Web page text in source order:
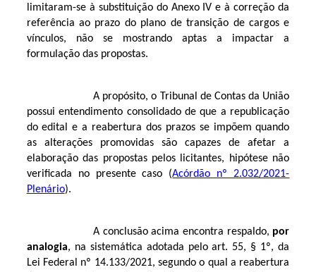
limitaram-se à substituição do Anexo IV e à correção da
referência ao prazo do plano de transição de cargos e
vínculos, não se mostrando aptas a impactar a
formulação das propostas.
A propósito, o Tribunal de Contas da União
possui entendimento consolidado de que a republicação
do edital e a reabertura dos prazos se impõem quando
as alterações promovidas são capazes de afetar a
elaboração das propostas pelos licitantes, hipótese não
verificada no presente caso (Acórdão nº 2.032/2021-
Plenário).
A conclusão acima encontra respaldo, por
analogia, na sistemática adotada pelo art. 55, § 1º, da
Lei Federal nº 14.133/2021, segundo o qual a reabertura